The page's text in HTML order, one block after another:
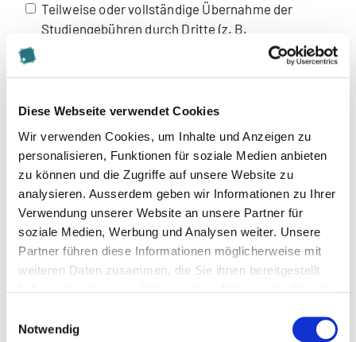
Diese Webseite verwendet Cookies
Wir verwenden Cookies, um Inhalte und Anzeigen zu
personalisieren, Funktionen für soziale Medien anbieten
zu können und die Zugriffe auf unsere Website zu
analysieren. Ausserdem geben wir Informationen zu Ihrer
Verwendung unserer Website an unsere Partner für
soziale Medien, Werbung und Analysen weiter. Unsere
Partner führen diese Informationen möglicherweise mit
weiteren Daten zusammen, die Sie ihnen bereitgestellt
Notwendig
Teilweise oder vollständige Übernahme der
Studiengebühren durch Dritte (z. B.
auf dieser Seite zum Download zur Verfügung.
Empfohlen von
Bemerkung
Beilagen für Zulassung
Porträtfoto
Kurzlebenslauf